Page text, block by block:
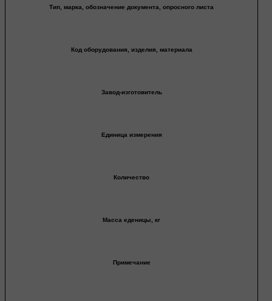
Тип, марка, обозначение документа, опросного листа
Код оборудования, изделия, материала
Завод-изготовитель
Единица измерения
Количество
Масса еденицы, кг
Примечание